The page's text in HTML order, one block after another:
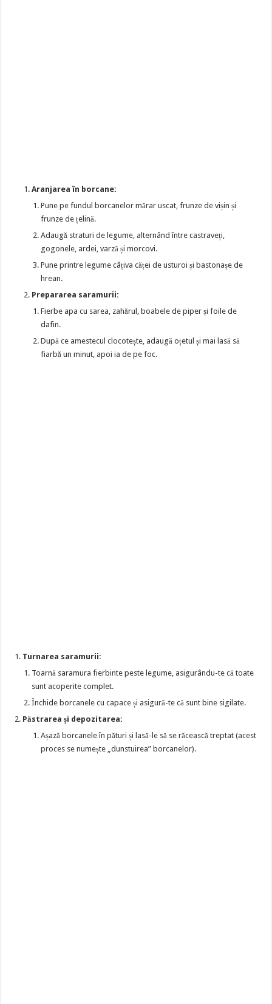
Aranjarea în borcane:
Pune pe fundul borcanelor mărar uscat, frunze de vișin și
frunze de țelină.
Adaugă straturi de legume, alternând între castraveți,
gogonele, ardei, varză și morcovi.
Pune printre legume câțiva căței de usturoi și bastonașe de
hrean.
Prepararea saramurii:
Fierbe apa cu sarea, zahărul, boabele de piper și foile de
dafin.
După ce amestecul clocotește, adaugă oțetul și mai lasă să
fiarbă un minut, apoi ia de pe foc.
Turnarea saramurii:
Toarnă saramura fierbinte peste legume, asigurându-te că toate
sunt acoperite complet.
Închide borcanele cu capace și asigură-te că sunt bine sigilate.
Păstrarea și depozitarea:
Așază borcanele în pături și lasă-le să se răcească treptat (acest
proces se numește „dunstuirea” borcanelor).